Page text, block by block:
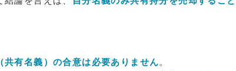
共有名義）の合意は必要ありません。